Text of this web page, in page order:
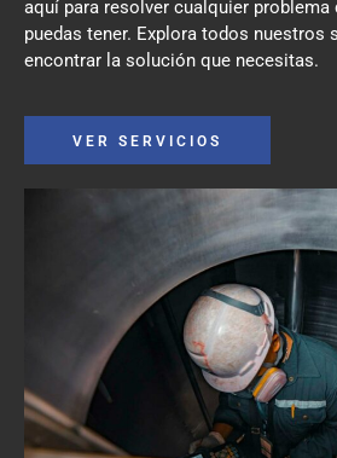
aquí para resolver cualquier
puedas tener. Explora todos nuestros
encontrar la solución que necesitas.
VER SERVICIOS